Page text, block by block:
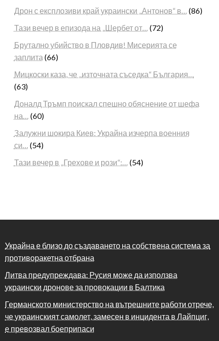
Дрон с експлозиви край украински „Антонов“ в… (86)
Тази вечер в епизода на „Шербет от… (72)
Брутално убийство в Пловдив! Мисерията се
заплита (66)
Мицкоски каза, че „източната съседка“ България…
(63)
Доналд Тръмп поискал спешно обяснение от шефа
на… (60)
Залужни шокира Киев: Украйна изчерпа военния
си… (54)
Тази вечер в „Грехове и рози“:… (54)
Украйна е близо до създаването на собствена система за
противоракетна отбрана
Литва предупреждава: Русия може да използва
украински дронове за провокации в Балтика
Германското министерство на вътрешните работи отрече,
че украинският самолет, замесен в инцидента в Лайпциг,
е превозвал боеприпаси